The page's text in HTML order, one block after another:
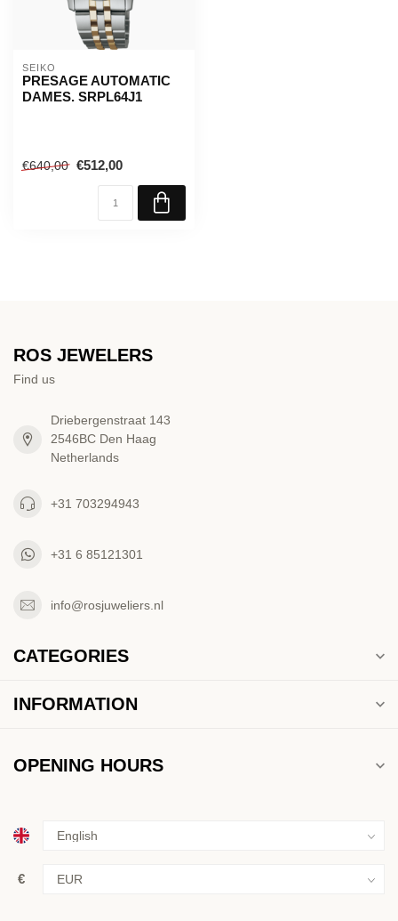
SEIKO
PRESAGE AUTOMATIC
DAMES. SRPL64J1
€640,00 €512,00
ROS JEWELERS
Find us
Driebergenstraat 143
2546BC Den Haag
Netherlands
+31 703294943
+31 6 85121301
info@rosjuweliers.nl
CATEGORIES
INFORMATION
OPENING HOURS
€